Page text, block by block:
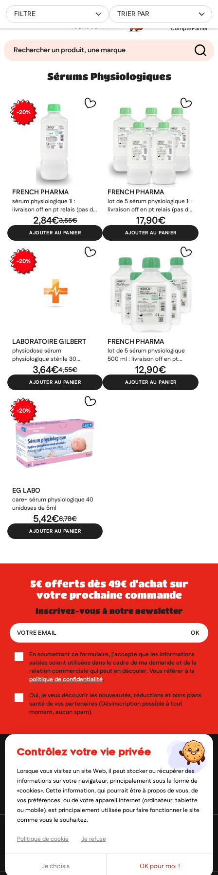
Compte
0
Panier
Filtrer
Mes favoris
TRIER PAR
FILTRE
Sérums Physiologiques
-20%
FRENCH PHARMA
sérum physiologique 1l :
livraison off en pt relais (pas de
consigne pick up) si 5 flacons
achetés
3,55€
2,84€
AJOUTER AU PANIER
FRENCH PHARMA
lot de 5 sérum physiologique 1l :
livraison off en pt relais (pas de
consigne pick up)
17,90€
AJOUTER AU PANIER
-20%
LABORATOIRE GILBERT
physiodose sérum
physiologique stérile 30
unidoses de 10ml4,55€
3,64€
AJOUTER AU PANIER
FRENCH PHARMA
lot de 5 sérum physiologique
500 ml : livraison off en pt
relais (pas de consigne pick up)
12,90€
AJOUTER AU PANIER
-20%
EG LABO
care+ sérum physiologique 40
unidoses de 5ml
6,78€
5,42€
AJOUTER AU PANIER
5€ offerts dès 49€ d’achat sur
votre prochaine commande
inscrivez-vous à notre newsletter
En soumettant ce formulaire, j'accepte que les informations
saisies soient utilisées dans le cadre de ma demande et de la
relation commerciale qui peut en découler. Vous référer à la
politique de confidentialité.
Oui, je veux découvrir les nouveautés, réductions et bons plans
santé de vos partenaires (Désinscription possible à tout
moment, aucun spam).
contact@mylittlepara.com
01 85 09 61 52
Ajouter à ma liste d'envies
add_circle_outline Créer une nouvelle liste
((modalTitle))
((confirmMessage))
Créer une liste d'envies
Nom de la liste d'envies
Annuler
Connexion
Vous devez être connecté pour ajouter des produits à votre
liste d'envies.
Annuler
contrôlez votre vie privée
Lorsque vous visitez un site Web, il peut stocker ou récupérer des
informations sur votre navigateur, principalement sous la forme de
«cookies». Cette information, qui pourrait être à propos de vous, de
vos préférences, ou de votre appareil internet (ordinateur, tablette
ou mobile), est principalement utilisée pour faire fonctionner le site
comme vous le souhaitez.
Politique de cookie Je refuse
Je choisis OK pour moi !